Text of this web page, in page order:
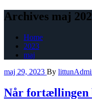
Archives maj
Home
2023
maj
maj 29, 2023 By
Når fortællingen